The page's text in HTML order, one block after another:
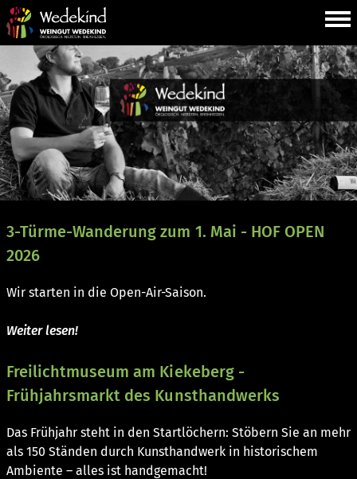
3-Türme-Wanderung zum 1. Mai - HOF OPEN
2026
Wir starten in die Open-Air-Saison.
Weiter lesen!
Freilichtmuseum am Kiekeberg -
Frühjahrsmarkt des Kunsthandwerks
Das Frühjahr steht in den Startlöchern: Stöbern Sie an mehr
als 150 Ständen durch Kunsthandwerk in historischem
Ambiente – alles ist handgemacht!